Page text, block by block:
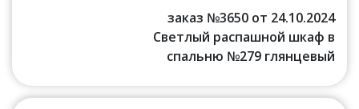
заказ №3650 от 24.10.2024
Светлый распашной шкаф в
спальню №279 глянцевый